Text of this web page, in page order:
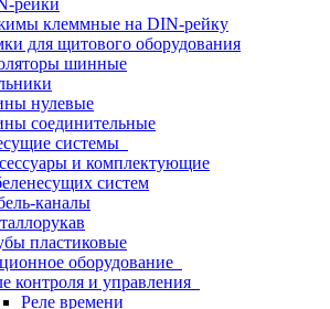
рейки
клеммные на DIN-рейку
для щитового оборудования
шинные
нулевые
соединительные
системы
и комплектующие
систем
каналы
пластиковые
оборудование
контроля и управления
Реле времени